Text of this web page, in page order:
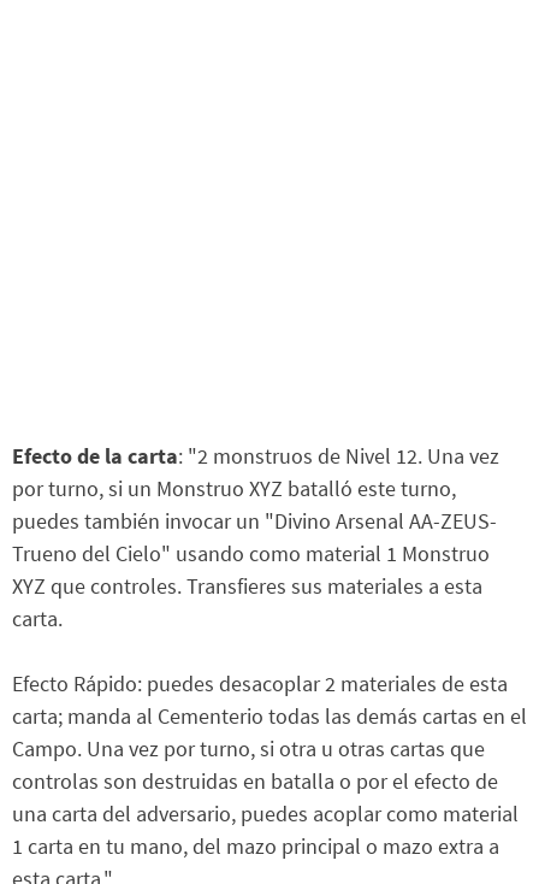
Efecto de la carta: "2 monstruos de Nivel 12. Una vez
por turno, si un Monstruo XYZ batalló este turno,
puedes también invocar un "Divino Arsenal AA-ZEUS-
Trueno del Cielo" usando como material 1 Monstruo
XYZ que controles. Transfieres sus materiales a esta
carta.
Efecto Rápido: puedes desacoplar 2 materiales de esta
carta; manda al Cementerio todas las demás cartas en el
Campo. Una vez por turno, si otra u otras cartas que
controlas son destruidas en batalla o por el efecto de
una carta del adversario, puedes acoplar como material
1 carta en tu mano, del mazo principal o mazo extra a